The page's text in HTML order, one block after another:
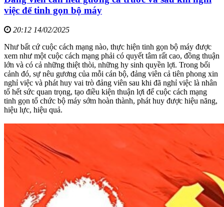
việc để tinh gọn bộ máy
20:12 14/02/2025
Như bất cứ cuộc cách mạng nào, thực hiện tinh gọn bộ máy được
xem như một cuộc cách mạng phải có quyết tâm rất cao, đồng thuận
lớn và có cả những thiệt thòi, những hy sinh quyền lợi. Trong bối
cảnh đó, sự nêu gương của mỗi cán bộ, đảng viên cả tiên phong xin
nghỉ việc và phát huy vai trò đảng viên sau khi đã nghỉ việc là nhân
tố hết sức quan trọng, tạo điều kiện thuận lợi để cuộc cách mạng
tinh gọn tổ chức bộ máy sớm hoàn thành, phát huy được hiệu năng,
hiệu lực, hiệu quả.